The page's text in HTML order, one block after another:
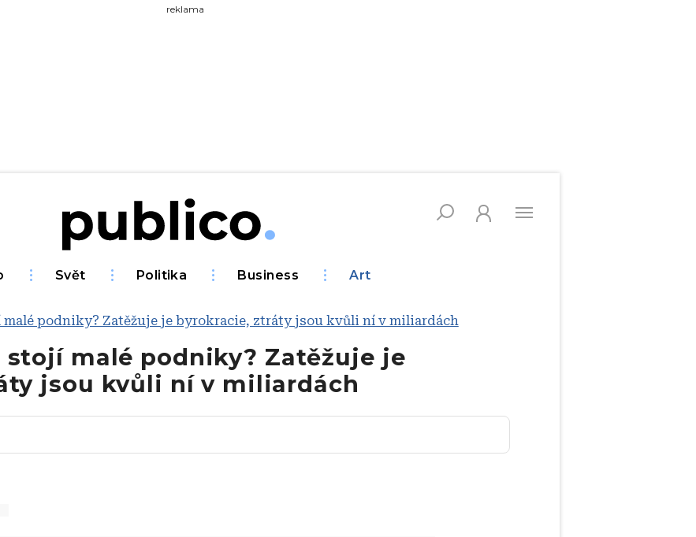
reklama
Svět Politika Business Art
podniky? Zatěžuje je byrokracie, ztráty jsou kvůli ní v miliardách
stojí malé podniky? Zatěžuje je
jsou kvůli ní v miliardách
na Publiku